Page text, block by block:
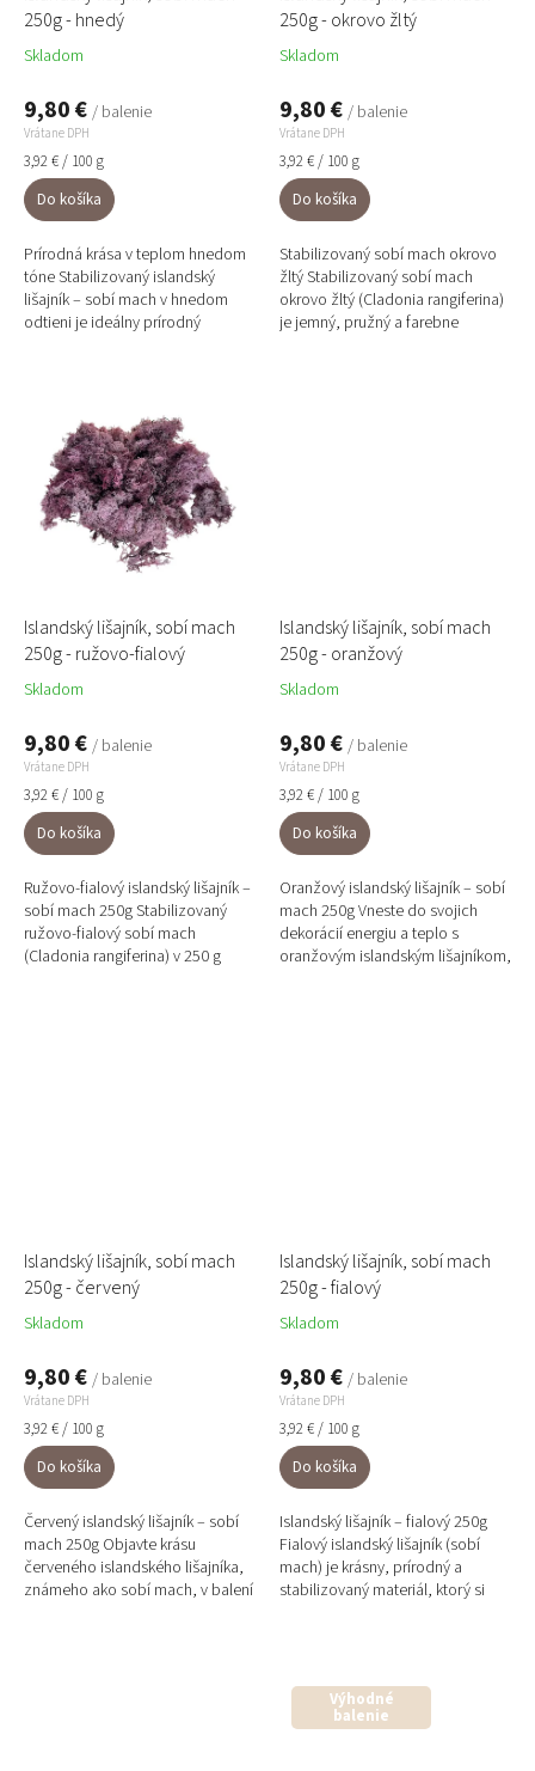
v
k
t
o
250g - hnedý
Skladom
9,80 € / balenie
Vrátane DPH
Jednotková
cena:
3,92 € / 100 g
Do košíka
Prírodná krása v teplom hnedom
tóne Stabilizovaný islandský
lišajník – sobí mach v hnedom
odtieni je ideálny prírodný
250g - okrovo žltý
Skladom
9,80 € / balenie
Vrátane DPH
Jednotková
cena:
3,92 € / 100 g
Do košíka
Stabilizovaný sobí mach okrovo
žltý Stabilizovaný sobí mach
okrovo žltý (Cladonia rangiferina)
je jemný, pružný a farebne
Islandský lišajník, sobí mach
250g - ružovo-fialový
Skladom
9,80 € / balenie
Vrátane DPH
Jednotková
cena:
3,92 € / 100 g
Do košíka
Ružovo-fialový islandský lišajník –
sobí mach 250g Stabilizovaný
ružovo-fialový sobí mach
(Cladonia rangiferina) v 250 g
Islandský lišajník, sobí mach
250g - oranžový
Skladom
9,80 € / balenie
Vrátane DPH
Jednotková
cena:
3,92 € / 100 g
Do košíka
Oranžový islandský lišajník – sobí
mach 250g Vneste do svojich
dekorácií energiu a teplo s
oranžovým islandským lišajníkom,
Islandský lišajník, sobí mach
250g - červený
Skladom
9,80 € / balenie
Vrátane DPH
Jednotková
cena:
3,92 € / 100 g
Do košíka
Červený islandský lišajník – sobí
mach 250g Objavte krásu
červeného islandského lišajníka,
známeho ako sobí mach, v balení
Islandský lišajník, sobí mach
250g - fialový
Skladom
9,80 € / balenie
Vrátane DPH
Jednotková
cena:
3,92 € / 100 g
Do košíka
Islandský lišajník – fialový 250g
Fialový islandský lišajník (sobí
mach) je krásny, prírodný a
stabilizovaný materiál, ktorý si
Výhodné
balenie